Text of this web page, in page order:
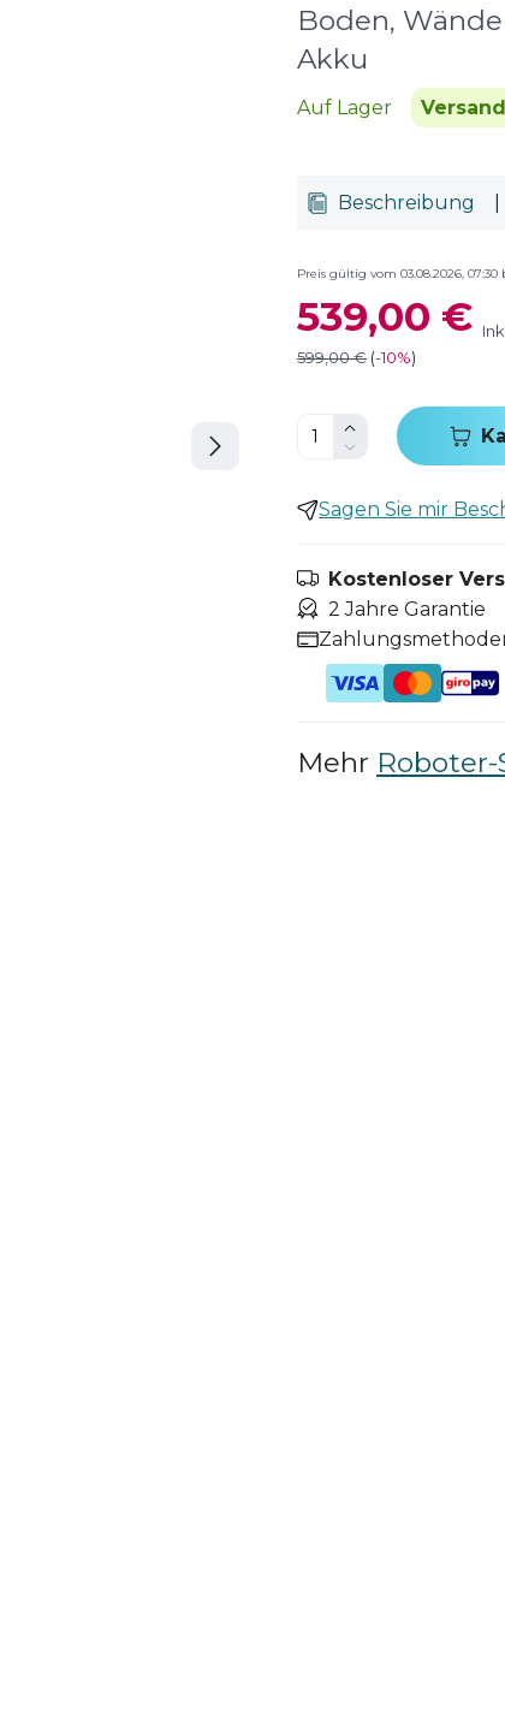
Boden,
Akku
Auf Lager
Beschreibung
Preis gültig vom 03.08.2026, 07:30
539,00 €
599,00 € (-10%)
Sagen Sie mir
Kostenloser
2 Jahre Garantie
Mehr